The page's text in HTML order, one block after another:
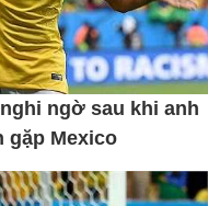
ngờ sau khi anh
gặp Mexico